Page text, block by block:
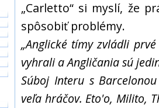
„Carletto“ si myslí, že
spôsobiť problémy.
„Anglické tímy zvládli
vyhrali a Angličania sú
Súboj Interu s
veľa hráčov. Eto'o, Milito,